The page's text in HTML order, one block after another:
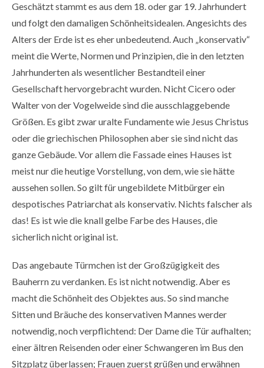
Geschätzt stammt es aus dem 18. oder gar 19. Jahrhundert
und folgt den damaligen Schönheitsidealen. Angesichts des
Alters der Erde ist es eher unbedeutend. Auch „konservativ“
meint die Werte, Normen und Prinzipien, die in den letzten
Jahrhunderten als wesentlicher Bestandteil einer
Gesellschaft hervorgebracht wurden. Nicht Cicero oder
Walter von der Vogelweide sind die ausschlaggebende
Größen. Es gibt zwar uralte Fundamente wie Jesus Christus
oder die griechischen Philosophen aber sie sind nicht das
ganze Gebäude. Vor allem die Fassade eines Hauses ist
meist nur die heutige Vorstellung, von dem, wie sie hätte
aussehen sollen. So gilt für ungebildete Mitbürger ein
despotisches Patriarchat als konservativ. Nichts falscher als
das! Es ist wie die knall gelbe Farbe des Hauses, die
sicherlich nicht original ist.
Das angebaute Türmchen ist der Großzügigkeit des
Bauherrn zu verdanken. Es ist nicht notwendig. Aber es
macht die Schönheit des Objektes aus. So sind manche
Sitten und Bräuche des konservativen Mannes werder
notwendig, noch verpflichtend: Der Dame die Tür aufhalten;
einer ältren Reisenden oder einer Schwangeren im Bus den
Sitzplatz überlassen; Frauen zuerst grüßen und erwähnen